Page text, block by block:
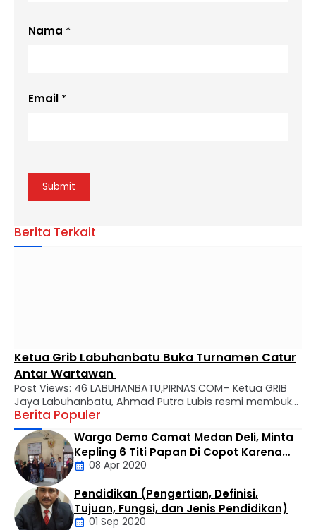
Nama *
Email *
Berita Terkait
Ketua Grib Labuhanbatu Buka Turnamen Catur
Antar Wartawan
Post Views: 46 LABUHANBATU,PIRNAS.COM– Ketua GRIB
Jaya Labuhanbatu, Ahmad Putra Lubis resmi membuka
turnamen catur antar wartawan yang dilaksanakan di
Cafe Marsuo Jalan Aek Tapa Rantauprapat pada
Sabtu pagi (8/8/2026). Turnamen catur ini untuk
menyambut HUT RI ke-81 dan diikuti oleh 42 peserta dari
berbagai media. “Menyambut HUT RI, mari kita
tingkatkan silaturahmi dan sportifitas …
Berita Populer
Daerah
Warga Demo Camat Medan Deli, Minta
Kepling 6 Titi Papan Di Copot Karena
Tak Perduli Sama Warganya
08 Apr 2020
Pendidikan (Pengertian, Definisi,
Tujuan, Fungsi, dan Jenis Pendidikan)
01 Sep 2020